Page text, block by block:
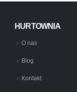
HURTOWNIA
O nas
Blog
Kontakt